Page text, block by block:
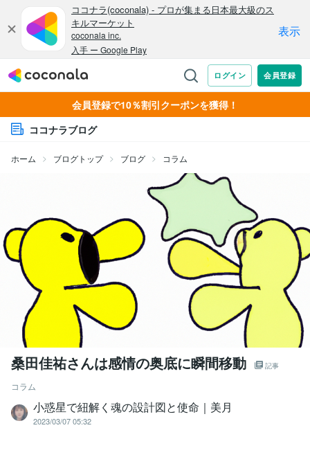
会員登録で10％割引クーポンを獲得！
ココナラブログ
ホーム ブログトップ ブログ コラム
桑田佳祐さんは感情の奥底に瞬間移動 記事
コラム
小惑星で紐解く魂の設計図と使命｜美月
2023/03/07 05:32